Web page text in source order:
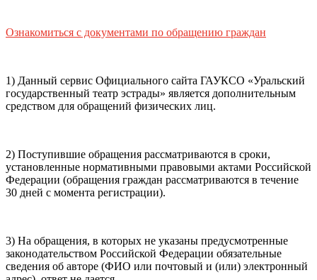
мобильный номер телефона
Способ оплаты
Банковская карта
карта
правила возвратабилетов, а такжеправила посещения
театра.
Я ознакомлен(-а) сПолитикой ГАУКСО
«УГТЭ» в отношении обработки персональных данных
(политикой конфиденциальности)
своё согласие на обработку своих персональных данных
покупаю билет(-ы) для лиц, соответсвующих возрастной
категории мероприятия.
Ознакомиться с документами по обращению граждан
1) Данный сервис Официального сайта ГАУКСО «Уральский
государственный театр эстрады» является дополнительным
средством для обращений физических лиц.
2) Поступившие обращения рассматриваются в сроки,
установленные нормативными правовыми актами Российской
Федерации (обращения граждан рассматриваются в течение
30 дней с момента регистрации).
3) На обращения, в которых не указаны предусмотренные
законодательством Российской Федерации обязательные
сведения об авторе (ФИО или почтовый и (или) электронный